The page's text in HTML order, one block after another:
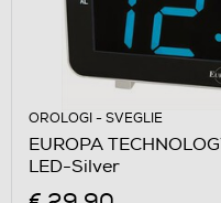
OROLOGI - SVEGLIE
EUROPA
LED-Silver